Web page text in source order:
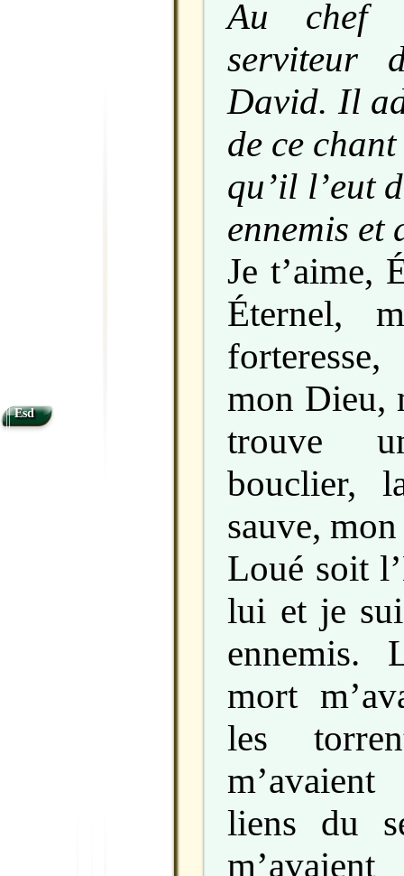
Au chef
serviteur
David. Il
de ce
qu’il l’eut
ennemis
Je t’aime,
Éternel,
mon Dieu,
trouve
bouclier,
sauve,
Loué soit
lui et je
ennemis.
mort
les
liens du
Esd